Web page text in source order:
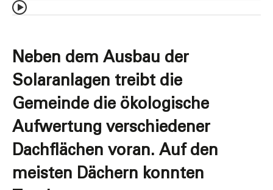
Neben dem Ausbau der
Solaranlagen treibt die
Gemeinde die ökologische
Aufwertung verschiedener
Dachflächen voran. Auf den
meisten Dächern konnten